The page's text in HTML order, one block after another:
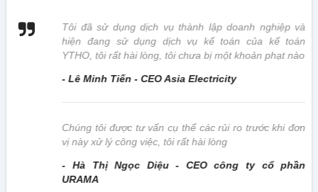
Tôi đã sử dụng dịch vụ thành lập doanh nghiệp và
hiện đang sử dụng dịch vụ kế toán của kế toán
YTHO, tôi rất hài lòng, tôi chưa bị một khoản phạt nào
- Lê Minh Tiến - CEO Asia Electricity
Chúng tôi được tư vấn cụ thể các rủi ro trước khi đơn
vị này xử lý công việc, tôi rất hài lòng
- Hà Thị Ngọc Diệu - CEO công ty cổ phần
URAMA